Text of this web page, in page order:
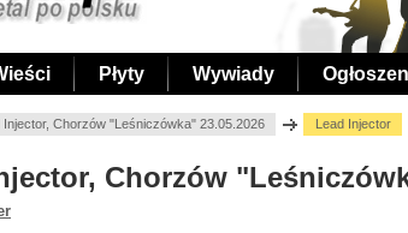
Płyty Wywiady
Injector, Chorzów "Leśniczówka" 23.05.2026 Lead Injector
Chorzów